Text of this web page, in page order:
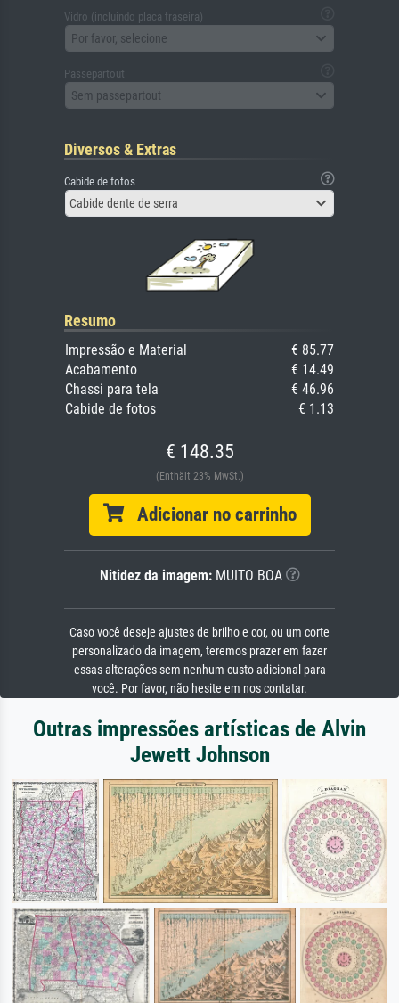
Vidro (incluindo placa traseira)
Por favor, selecione
Passepartout
Sem passepartout
Diversos & Extras
Cabide de fotos
Cabide dente de serra
Resumo
Impressão e Material
€ 85.77
Acabamento
€ 14.49
Chassi para tela
€ 46.96
Cabide de fotos
€ 1.13
€ 148.35
(Enthält 23% MwSt.)
Adicionar no carrinho
Nitidez da imagem:MUITO BOA
Caso você deseje ajustes de brilho e cor, ou um corte
personalizado da imagem, teremos prazer em fazer
essas alterações sem nenhum custo adicional para
você. Por favor, não hesite em nos contatar.
Outras impressões artísticas de Alvin
Jewett Johnson